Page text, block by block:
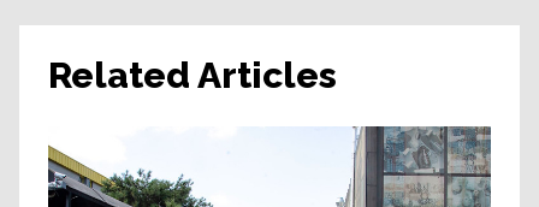
Related Articles